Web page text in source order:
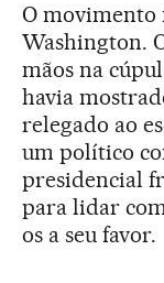
O movimento
Washington.
mãos na
havia
relegado ao
um político
presidencial
para lidar
os a seu favor.